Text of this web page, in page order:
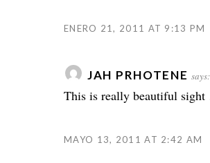
ENERO 21, 2011 AT 9:13 PM
JAH PRHOTENE says:
This is really beautiful
MAYO 13, 2011 AT 2:42 AM